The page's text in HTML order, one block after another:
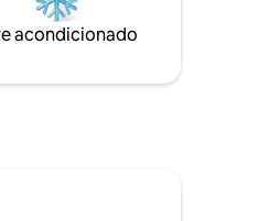
Lavadora y
Los alquileres de
acondicionado